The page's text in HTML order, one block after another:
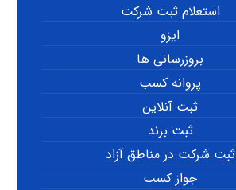
استعلام ثبت شرکت
ایزو
بروزرسانی ها
پروانه کسب
ثبت آنلاین
ثبت برند
ثبت شرکت در مناطق آزاد
جواز کسب